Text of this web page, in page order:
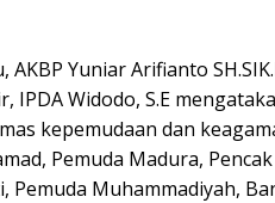
AKBP Yuniar Arifianto
IPDA Widodo, S.E
kepemudaan dan
Pemuda Madura,
Pemuda Muhammadiyah,